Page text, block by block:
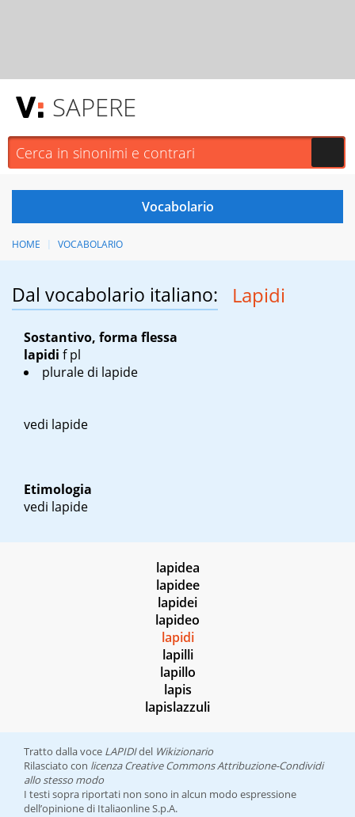
SAPERE
HOME VOCABOLARIO
Dal vocabolario italiano: Lapidi
Sostantivo, forma flessa
lapidi f pl
plurale di lapide
vedi lapide
Etimologia
vedi lapide
lapidea
lapidee
lapidei
lapideo
lapidi
lapilli
lapillo
lapis
lapislazzuli
Tratto dalla voce LAPIDIdel Wikizionario
Rilasciato con licenza Creative Commons Attribuzione-Condividi
allo stesso modo
I testi sopra riportati non sono in alcun modo espressione
dell’opinione di Italiaonline S.p.A.